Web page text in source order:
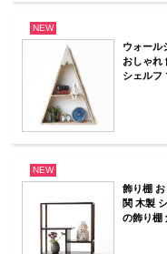
NEW
ウォール
おしゃれ
シェルフ
NEW
飾り棚
関 木製
の飾り棚